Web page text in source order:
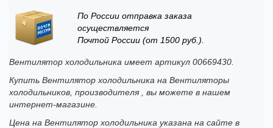
По России отправка заказа
осуществляется
Почтой России (от 1500 руб.).
Вентилятор холодильника имеет артикул 00669430.
Купить Вентилятор холодильника на Вентиляторы
холодильников, производителя , вы можете в нашем
интернет-магазине.
Цена на Вентилятор холодильника указана на сайте в